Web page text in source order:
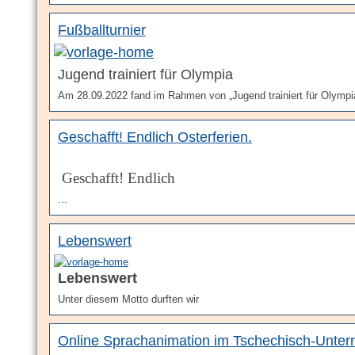
Fußballturnier
Jugend trainiert für Olympia
Am 28.09.2022 fand im Rahmen von „Jugend trainiert für
Geschafft! Endlich Osterferien.
Geschafft! Endlich
...
Lebenswert
Lebenswert
Unter diesem Motto durften wir
Online Sprachanimation im Tschechisch-